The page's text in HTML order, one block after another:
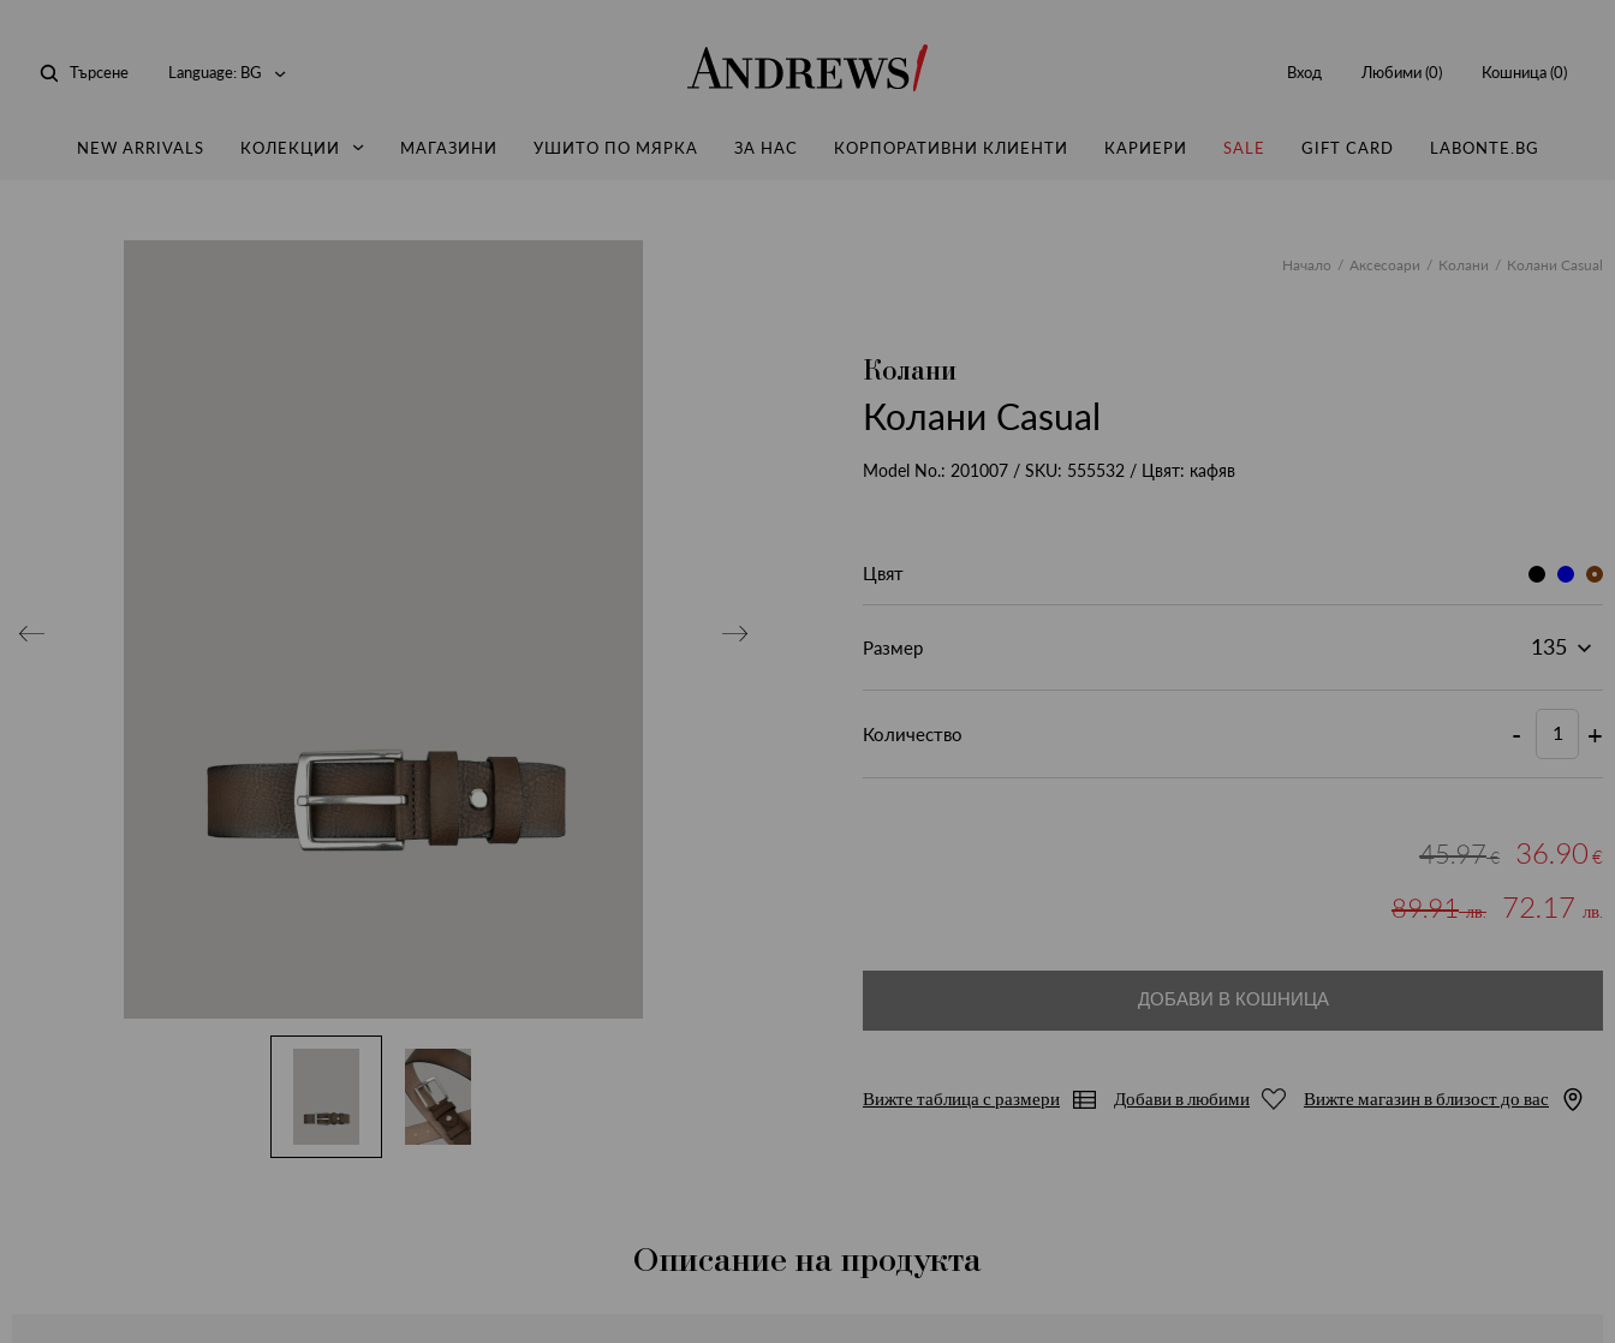
Andrews
Търсене Language: BG
NEW ARRIVALS КОЛЕКЦИИ МАГАЗИНИ УШИТО ПО МЯРКА ЗА НАС КОРПОРАТИВНИ КЛИЕНТИ КАРИЕРИ SALE GIFT CARD LABONTE.BG
Вход Любими (0) Кошница (0)
Начало Аксесоари Колани Колани Casual
Колани
Колани Casual
Model No.: 201007 / SKU: 555532 / Цвят: кафяв
Цвят
Размер
Количество - +
45.97€ 36.90 €
89.91лв. 72.17 лв.
ДОБАВИ В КОШНИЦА
Вижте таблица с размери Добави в любими Вижте магазин в близост до вас
Описание на продукта